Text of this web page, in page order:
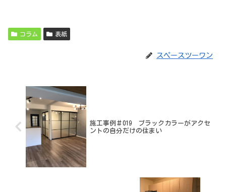
コラム 表紙
スペースツーワン
施工事例＃019 ブラックカラーがアクセ
ントの自分だけの住まい